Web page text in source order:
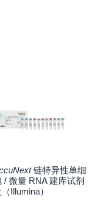
链特异性单细
/ 微量 RNA 建库试剂
Illumina）